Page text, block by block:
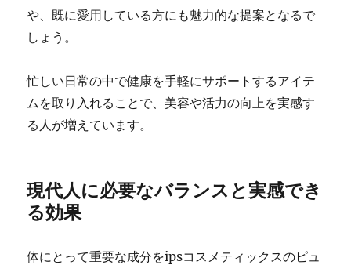
や、既に愛用している方にも魅力的な提案となるで
しょう。
忙しい日常の中で健康を手軽にサポートするアイテ
ムを取り入れることで、美容や活力の向上を実感す
る人が増えています。
現代人に必要なバランスと実感でき
る効果
体にとって重要な成分をipsコスメティックスのピュ